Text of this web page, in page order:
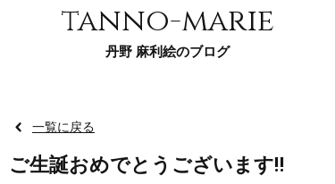
tanno-marie
丹野 麻利絵のブログ
一覧に戻る
ご生誕おめでとうございます‼︎